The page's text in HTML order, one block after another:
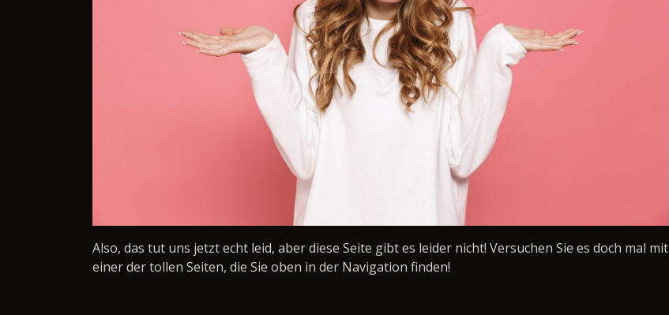
Also, das tut uns jetzt echt leid, aber diese Seite gibt es leider nicht! Versuchen Sie es doch mal mit
einer der tollen Seiten, die Sie oben in der Navigation finden!